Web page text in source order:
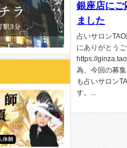
銀座店にご
ました
占いサロン
にありがとう
https://
為、今回の募
も占いサロン
す。...